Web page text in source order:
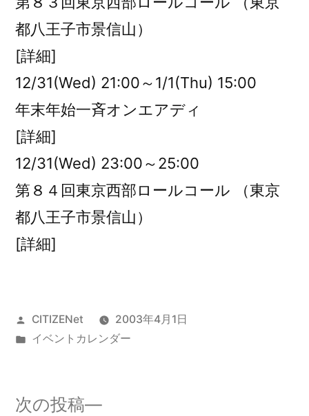
都八王子市景信山）
[詳細]
12/31(Wed) 21:00～1/1(Thu) 15:00
年末年始一斉オンエアディ
[詳細]
12/31(Wed) 23:00～25:00
第８４回東京西部ロールコール （東京
都八王子市景信山）
[詳細]
投
稿
CITIZENet
2003年4月1日
カ
イベントカレンダー
次の投稿
次